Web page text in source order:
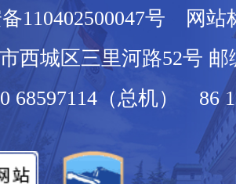
110402500047号 网站
西城区三里河路52号 邮
68597114（总机） 86